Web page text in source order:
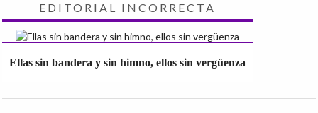
EDITORIAL INCORRECTA
Ellas sin bandera y sin himno, ellos sin vergüenza